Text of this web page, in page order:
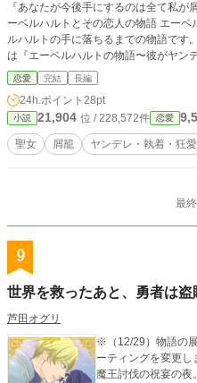
『あなたが今後手にするのは全て私
ーベルハルトとその恋人の物語 エー
ルハルトの手に落ちるまでの物語です。 エーベルハルトの詳しい過去に関して
は『エーベルハルトの物語〜彼がヤン
恋愛 完結 長編
24h.ポイント 28pt
小説 21,904 位 / 228,572件 恋愛
聖女 屑籠 ヤンデレ・執着・狂愛
最
9
世界を救ったあと、勇者は
芦田オグリ
※（12/29）物語の
ーティングを変更しました。 「ずっと、ず
魔王討伐の祝宴の夜。 英雄の一人である《盗賊》ヒュー